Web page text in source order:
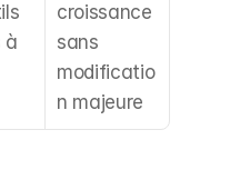
à
croissance
sans
modificatio
n majeure